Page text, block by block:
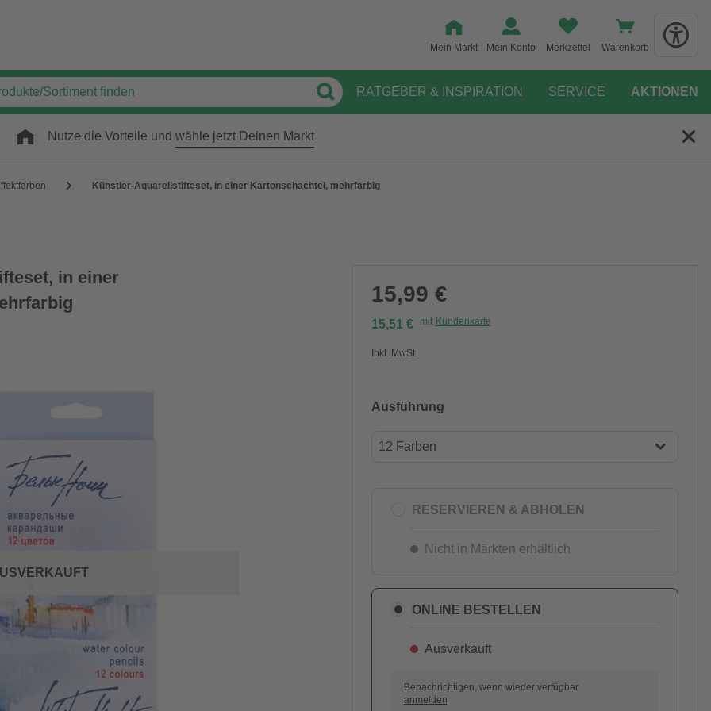
Mein Markt Mein Konto Merkzettel Warenkorb
RATGEBER & INSPIRATION SERVICE AKTIONEN
Nutze die Vorteile und wähle jetzt Deinen Markt
Künstler-Aquarellstifteset, in einer Kartonschachtel, mehrfarbig
in einer
15,99 €
15,51 € mit Kundenkarte
Inkl. MwSt.
Ausführung
12 Farben
24 Farben
RESERVIEREN & ABHOLEN
Nicht in Märkten erhältlich
ONLINE BESTELLEN
Ausverkauft
Benachrichtigen, wenn wieder verfügbar
anmelden